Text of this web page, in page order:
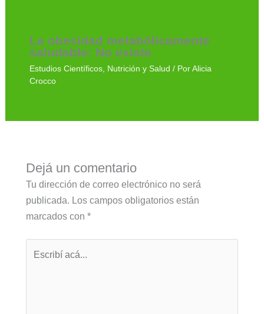
La obesidad metabólicamente
saludable: No existe
Estudios Científicos, Nutrición y Salud / Por Alicia
Crocco
Dejá un comentario
Tu dirección de correo electrónico no será
publicada. Los campos obligatorios están
marcados con *